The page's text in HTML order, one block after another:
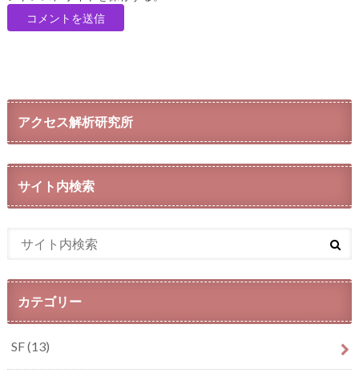
アクセス解析研究所
サイト内検索
カテゴリー
SF(13)